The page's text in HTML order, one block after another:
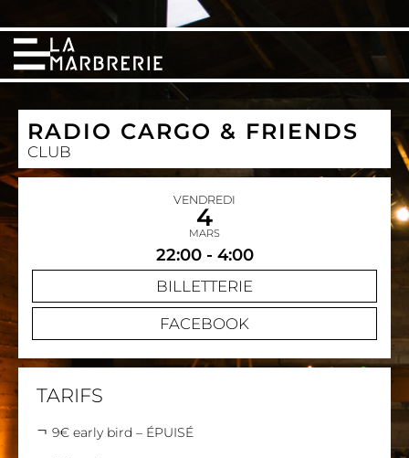
RADIO CARGO & FRIENDS
CLUB
VENDREDI
4
MARS
22:00 - 4:00
BILLETTERIE
FACEBOOK
TARIFS
9€ early bird – ÉPUISÉ